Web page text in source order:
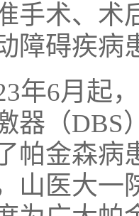
手术、术
障碍疾病
年6月起
器（DBS
帕金森病
山医大一